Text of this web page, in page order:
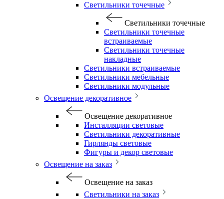
Светильники точечные
Светильники точечные
Светильники точечные
встраиваемые
Светильники точечные
накладные
Светильники встраиваемые
Светильники мебельные
Светильники модульные
Освещение декоративное
Освещение декоративное
Инсталляции световые
Светильники декоративные
Гирлянды световые
Фигуры и декор световые
Освещение на заказ
Освещение на заказ
Светильники на заказ